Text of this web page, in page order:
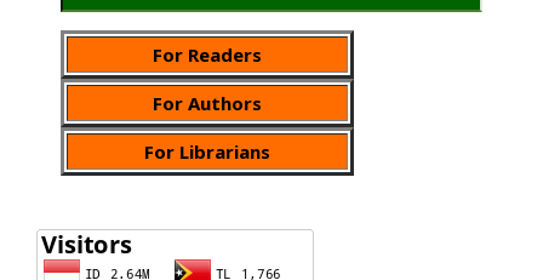
For Readers
For Authors
For Librarians